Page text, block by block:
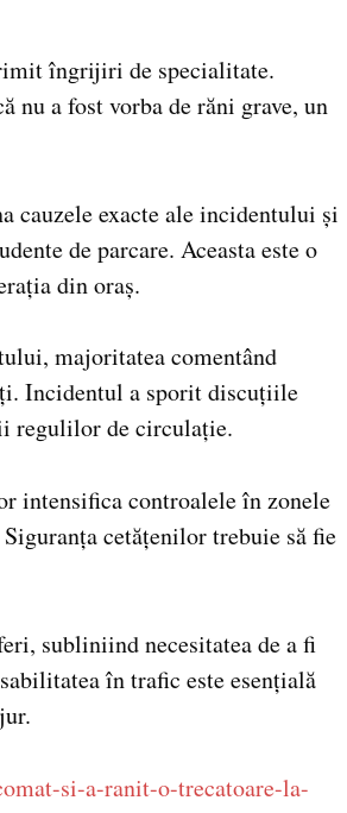
îngrijiri de specialitate.
nu a fost vorba de răni grave, un
cauzele exacte ale incidentului și
de parcare. Aceasta este o
din oraș.
majoritatea comentând
Incidentul a sporit discuțiile
regulilor de circulație.
intensifica controalele în zonele
cetățenilor trebuie să fie
subliniind necesitatea de a fi
în trafic este esențială
si-a-ranit-o-trecatoare-la-